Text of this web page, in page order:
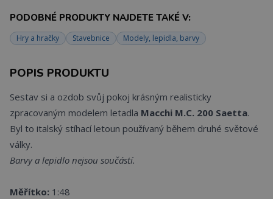
PODOBNÉ PRODUKTY NAJDETE TAKÉ V:
Hry a hračky Stavebnice Modely, lepidla, barvy
POPIS PRODUKTU
Sestav si a ozdob svůj pokoj krásným realisticky
zpracovaným modelem letadla Macchi M.C. 200 Saetta.
Byl to italský stíhací letoun používaný během druhé světové
války.
Barvy a lepidlo nejsou součástí.
Měřítko: 1:48